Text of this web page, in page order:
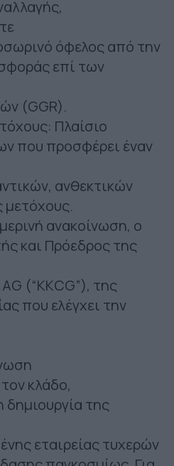
όφελος από την
επί των
(GGR).
Πλαίσιο
που προσφέρει έναν
ανθεκτικών
μετόχους.
ανακοίνωση, ο
και Πρόεδρος της
(“KKCG”), της
που ελέγχει την
κλάδο,
της
εταιρείας τυχερών